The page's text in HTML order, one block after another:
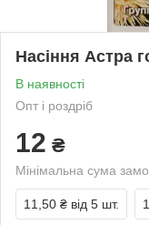
Насіння Астра
В наявності
Опт і роздріб
12 ₴
Мінімальна сума
11,50 ₴ від 5 шт.